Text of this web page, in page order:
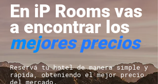
En iP Rooms vas
a encontrar los
mejores precios
Reservá tu hotel de manera simple y
rápida, obteniendo el mejor precio
del mercado.